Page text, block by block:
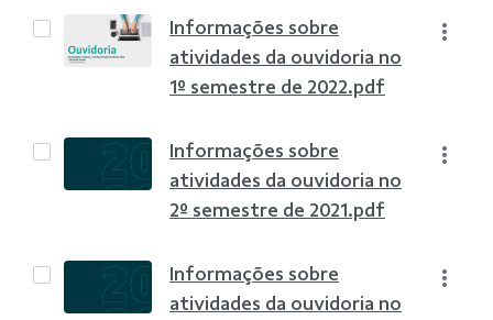
Informações sobre
atividades da ouvidoria no
1º semestre de 2022.pdf
Informações sobre
atividades da ouvidoria no
2º semestre de 2021.pdf
Informações sobre
atividades da ouvidoria no